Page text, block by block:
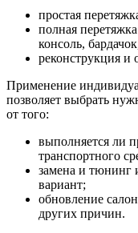
простая
полная
консоль,
реконструкция и
Применение
позволяет выбрать
от того:
выполняется ли
транспортного
замена и тюнинг
вариант;
обновление
других причин.